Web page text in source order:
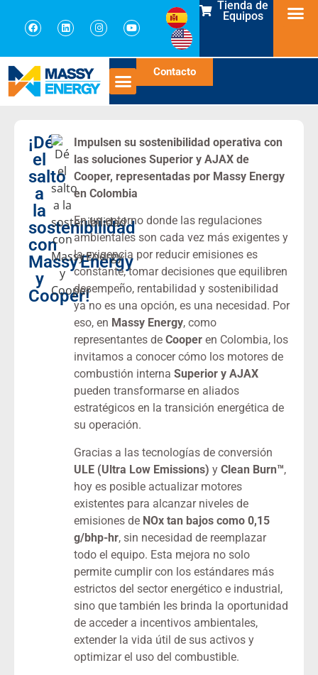
Tienda de
Equipos
Contacto
¡Dé
el
salto
a
la
sostenibilidad
con
Massy Energy
y
Cooper!
Impulsen su sostenibilidad operativa con
las soluciones Superior y AJAX de
Cooper, representadas por Massy Energy
en Colombia
En un entorno donde las regulaciones
ambientales son cada vez más exigentes y
la exigencia por reducir emisiones es
constante, tomar decisiones que equilibren
desempeño, rentabilidad y sostenibilidad
ya no es una opción, es una necesidad. Por
eso, en Massy Energy, como
representantes de Cooperen Colombia, los
invitamos a conocer cómo los motores de
combustión interna Superior y AJAX
pueden transformarse en aliados
estratégicos en la transición energética de
su operación.
Gracias a las tecnologías de conversión
ULE (Ultra Low Emissions) y Clean Burn™,
hoy es posible actualizar motores
existentes para alcanzar niveles de
emisiones de NOx tan bajos como 0,15
g/bhp-hr, sin necesidad de reemplazar
todo el equipo. Esta mejora no solo
permite cumplir con los estándares más
estrictos del sector energético e industrial,
sino que también les brinda la oportunidad
de acceder a incentivos ambientales,
extender la vida útil de sus activos y
optimizar el uso del combustible.